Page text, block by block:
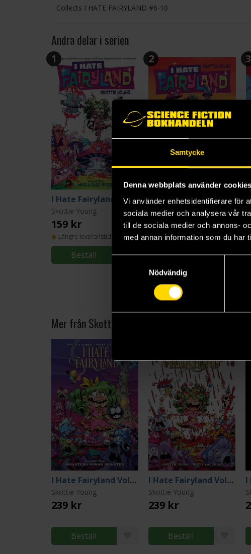
Samtycke
Denna webbplats använder cookies
Vi använder enhetsidentifierare för
sociala medier och analysera vår
till de sociala medier och annons-
med annan information som du har
Nödvändig
Collects I HATE FAIRYLAND #6-10
Andra delar i serien
1
I Hate Fairyland Vol 1: Madly Ever After
Skottie Young
159 kr
Längre leveranstid
Beställ
2
I Hate Fairyland Vol 2: Fluff My Life
Skottie Young
219 kr
Beställ
3
Mer från Skottie Young
I Hate Fairyland Volume 10
Skottie Young
239 kr
Beställ
I Hate Fairyland Volume 9
Skottie Young
239 kr
Beställ